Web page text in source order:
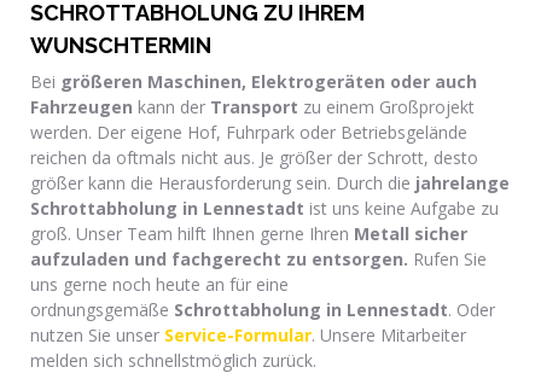
SCHROTTABHOLUNG ZU IHREM
WUNSCHTERMIN
Bei größeren Maschinen, Elektrogeräten oder auch
Fahrzeugen kann der Transport zu einem Großprojekt
werden. Der eigene Hof, Fuhrpark oder Betriebsgelände
reichen da oftmals nicht aus. Je größer der Schrott, desto
größer kann die Herausforderung sein. Durch die jahrelange
Schrottabholung in Lennestadt ist uns keine Aufgabe zu
groß. Unser Team hilft Ihnen gerne Ihren Metall sicher
aufzuladen und fachgerecht zu entsorgen. Rufen Sie
uns gerne noch heute an für eine
ordnungsgemäße Schrottabholung in Lennestadt. Oder
nutzen Sie unser Service-Formular. Unsere Mitarbeiter
melden sich schnellstmöglich zurück.